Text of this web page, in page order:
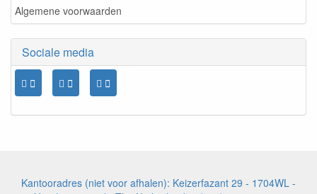
Algemene voorwaarden
Sociale media
Kantooradres (niet voor afhalen): Keizerfazant 29 - 1704WL -